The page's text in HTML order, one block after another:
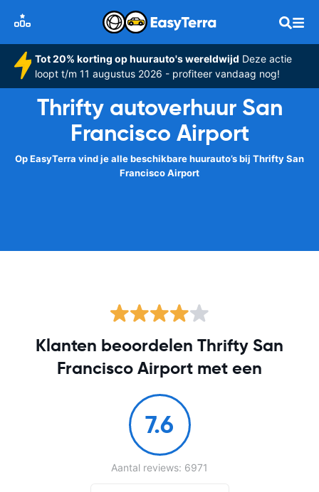
Tot 20% korting op huurauto's wereldwijd Deze actie
loopt t/m 11 augustus 2026 - profiteer vandaag nog!
Thrifty autoverhuur San
Francisco Airport
Op EasyTerra vind je alle beschikbare huurauto’s bij Thrifty San
Francisco Airport
Klanten beoordelen Thrifty San
Francisco Airport met een
7.6
Aantal reviews: 6971